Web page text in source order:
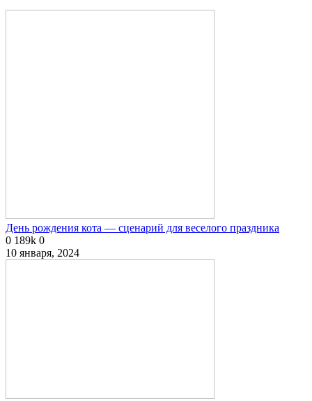
День рождения кота — сценарий для веселого праздника
0 189k 0
10 января, 2024